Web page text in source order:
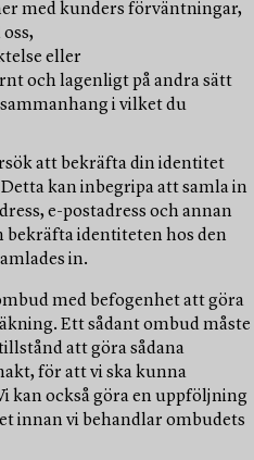
med kunders förväntningar,
eller
och lagenligt på andra sätt
i vilket du
att bekräfta din identitet
kan inbegripa att samla in
e-postadress och annan
identiteten hos den
in.
med befogenhet att göra
Ett sådant ombud måste
att göra sådana
för att vi ska kunna
kan också göra en uppföljning
innan vi behandlar ombudets